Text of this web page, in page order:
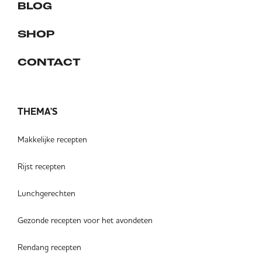
BLOG
SHOP
CONTACT
THEMA'S
Makkelijke recepten
Rijst recepten
Lunchgerechten
Gezonde recepten voor het avondeten
Rendang recepten